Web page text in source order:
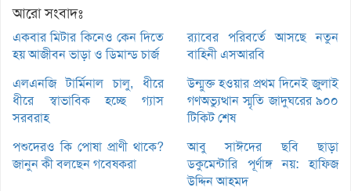
আরো সংবাদঃ
একবার মিটার কিনেও কেন দিতে
হয় আজীবন ভাড়া ও ডিমান্ড চার্জ
র‌্যাবের পরিবর্তে আসছে নতুন
বাহিনী এসআরবি
এলএনজি টার্মিনাল চালু, ধীরে
ধীরে স্বাভাবিক হচ্ছে গ্যাস
সরবরাহ
উন্মুক্ত হওয়ার প্রথম দিনেই জুলাই
গণঅভ্যুত্থান স্মৃতি জাদুঘরের ৯০০
টিকিট শেষ
পশুদেরও কি পোষা প্রাণী থাকে?
জানুন কী বলছেন গবেষকরা
আবু সাঈদের ছবি ছাড়া
ডকুমেন্টারি পূর্ণাঙ্গ নয়: হাফিজ
উদ্দিন আহমদ